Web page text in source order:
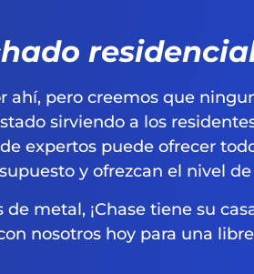
ahí, pero creemos que
sirviendo a los
expertos puede ofrecer
y ofrezcan el nivel
metal, ¡Chase tiene su
nosotros hoy para una libre